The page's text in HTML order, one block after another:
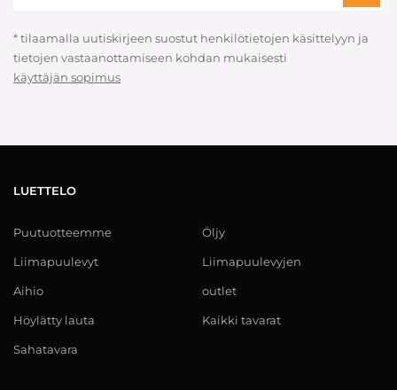
* tilaamalla uutiskirjeen suostut henkilötietojen käsittelyyn ja
tietojen vastaanottamiseen kohdan mukaisesti
käyttäjän sopimus
LUETTELO
Puutuotteemme
Liimapuulevyt
Aihio
Höylätty lauta
Sahatavara
Öljy
Liimapuulevyjen
outlet
Kaikki tavarat